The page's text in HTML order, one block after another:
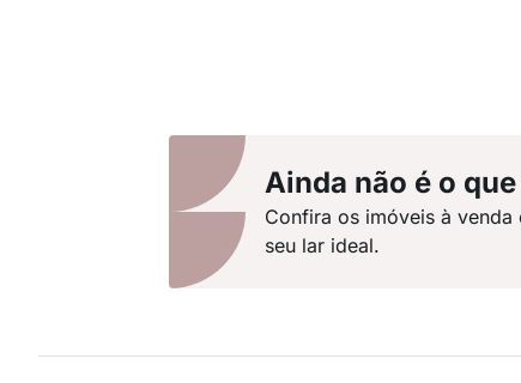
Ainda não é o
Confira os imóveis à
seu lar ideal.